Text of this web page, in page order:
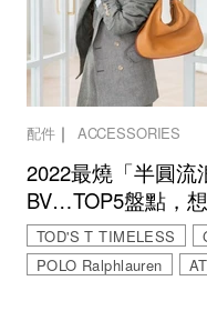
配件｜ ACCESSORIES
2022最燒「半圓流
BV…TOP5盤點，
TOD'S T TIMELESS
POLO Ralphlauren